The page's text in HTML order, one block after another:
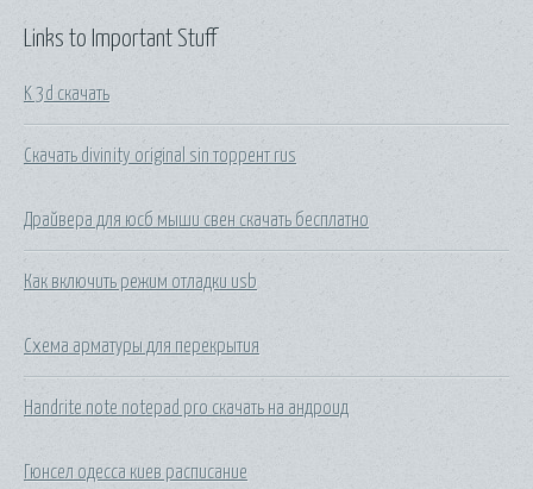
Links to Important Stuff
K 3d скачать
Скачать divinity original sin торрент rus
Драйвера для юсб мыши свен скачать бесплатно
Как включить режим отладки usb
Схема арматуры для перекрытия
Handrite note notepad pro скачать на андроид
Гюнсел одесса киев расписание